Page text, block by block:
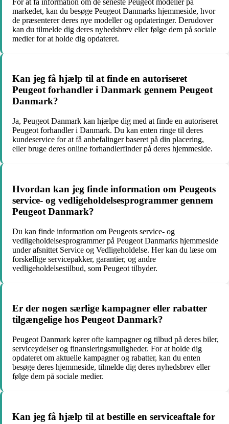
markedet, kan du besøge Peugeot Danmarks hjemmeside, hvor
de præsenterer deres nye modeller og opdateringer. Derudover
kan du tilmelde dig deres nyhedsbrev eller følge dem på sociale
medier for at holde dig opdateret.
Kan jeg få hjælp til at finde en autoriseret
Peugeot forhandler i Danmark gennem Peugeot
Danmark?
Ja, Peugeot Danmark kan hjælpe dig med at finde en autoriseret
Peugeot forhandler i Danmark. Du kan enten ringe til deres
kundeservice for at få anbefalinger baseret på din placering,
eller bruge deres online forhandlerfinder på deres hjemmeside.
Hvordan kan jeg finde information om Peugeots
service- og vedligeholdelsesprogrammer gennem
Peugeot Danmark?
Du kan finde information om Peugeots service- og
vedligeholdelsesprogrammer på Peugeot Danmarks hjemmeside
under afsnittet Service og Vedligeholdelse. Her kan du læse om
forskellige servicepakker, garantier, og andre
vedligeholdelsestilbud, som Peugeot tilbyder.
Er der nogen særlige kampagner eller rabatter
tilgængelige hos Peugeot Danmark?
Peugeot Danmark kører ofte kampagner og tilbud på deres biler,
serviceydelser og finansieringsmuligheder. For at holde dig
opdateret om aktuelle kampagner og rabatter, kan du enten
besøge deres hjemmeside, tilmelde dig deres nyhedsbrev eller
følge dem på sociale medier.
Kan jeg få hjælp til at bestille en serviceaftale for